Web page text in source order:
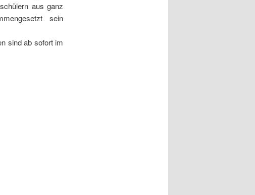
aus ganz
sein
sind ab sofort im